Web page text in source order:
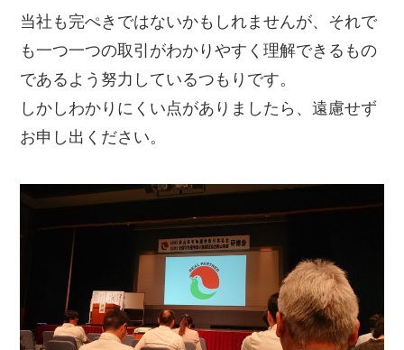
当社も完ぺきではないかもしれませんが、それで
も一つ一つの取引がわかりやすく理解できるもの
であるよう努力しているつもりです。
しかしわかりにくい点がありましたら、遠慮せず
お申し出ください。